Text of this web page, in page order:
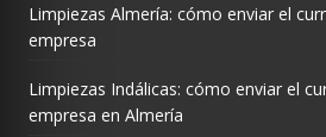
Limpiezas Almería: cómo enviar el
empresa
Limpiezas Indálicas: cómo enviar el
empresa en Almería